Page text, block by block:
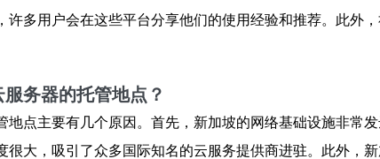
许多用户会在这些平台分享他们的使用经验和推荐。此外
务器的托管地点？
地点主要有几个原因。首先，新加坡的网络基础设施非常
很大，吸引了众多国际知名的云服务提供商进驻。此外，